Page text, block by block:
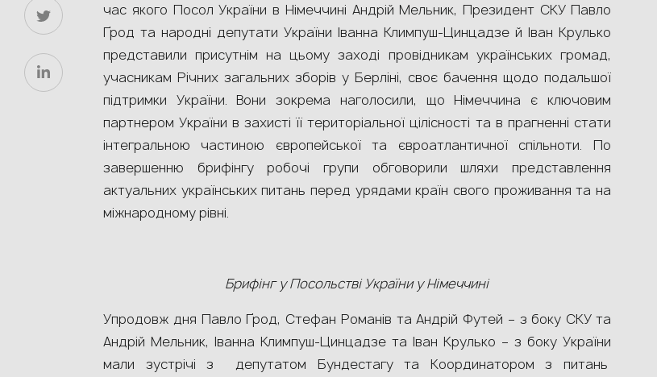
час якого Посол України в Німеччині Андрій Мельник, Президент СКУ Павло
Ґрод та народні депутати України Іванна Климпуш-Цинцадзе й Іван Крулько
представили присутнім на цьому заході провідникам українських громад,
учасникам Річних загальних зборів у Берліні, своє бачення щодо подальшої
підтримки України. Вони зокрема наголосили, що Німеччина є ключовим
партнером України в захисті її територіальної цілісності та в прагненні стати
інтегральною частиною європейської та євроатлантичної спільноти. По
завершенню брифінгу робочі групи обговорили шляхи представлення
актуальних українських питань перед урядами країн свого проживання та на
міжнародному рівні.
Брифінг у Посольстві України у Німеччині
Упродовж дня Павло Ґрод, Стефан Романів та Андрій Футей – з боку СКУ та
Андрій Мельник, Іванна Климпуш-Цинцадзе та Іван Крулько – з боку України
мали зустрічі з депутатом Бундестагу та Координатором з питань